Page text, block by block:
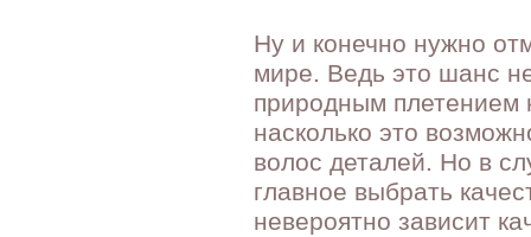
Ну и конечно нужно
мире. Ведь это шанс
природным плетением
насколько это
волос деталей. Но в
главное выбрать
невероятно зависит